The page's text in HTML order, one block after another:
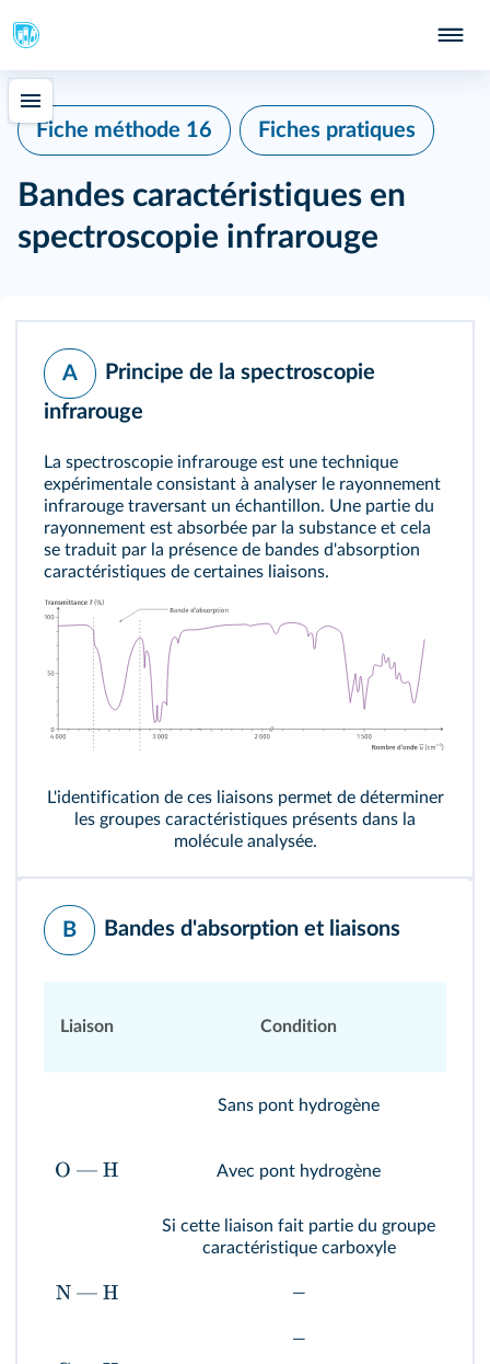
Fiche méthode 16 Fiches pratiques
Bandes caractéristiques en
spectroscopie infrarouge
A
Principe de la spectroscopie
infrarouge
La spectroscopie infrarouge est une technique
expérimentale consistant à analyser le rayonnement
infrarouge traversant un échantillon. Une partie du
rayonnement est absorbée par la substance et cela
se traduit par la présence de bandes d'absorption
caractéristiques de certaines liaisons.
L'identification de ces liaisons permet de déterminer
les groupes caractéristiques présents dans la
molécule analysée.
B Bandes d'absorption et liaisons
Liaison Condition
O — H
Sans pont hydrogène
Avec pont hydrogène
Si cette liaison fait partie du groupe
caractéristique carboxyle
N — H —
—